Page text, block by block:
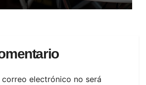
electrónico no será